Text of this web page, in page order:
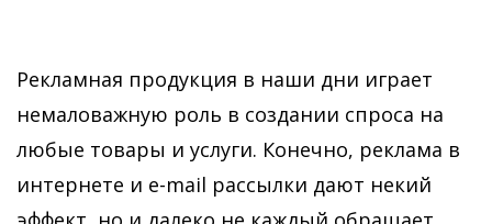
Рекламная продукция в наши дни играет
немаловажную роль в создании спроса на
любые товары и услуги. Конечно, реклама в
интернете и e-mail рассылки дают некий